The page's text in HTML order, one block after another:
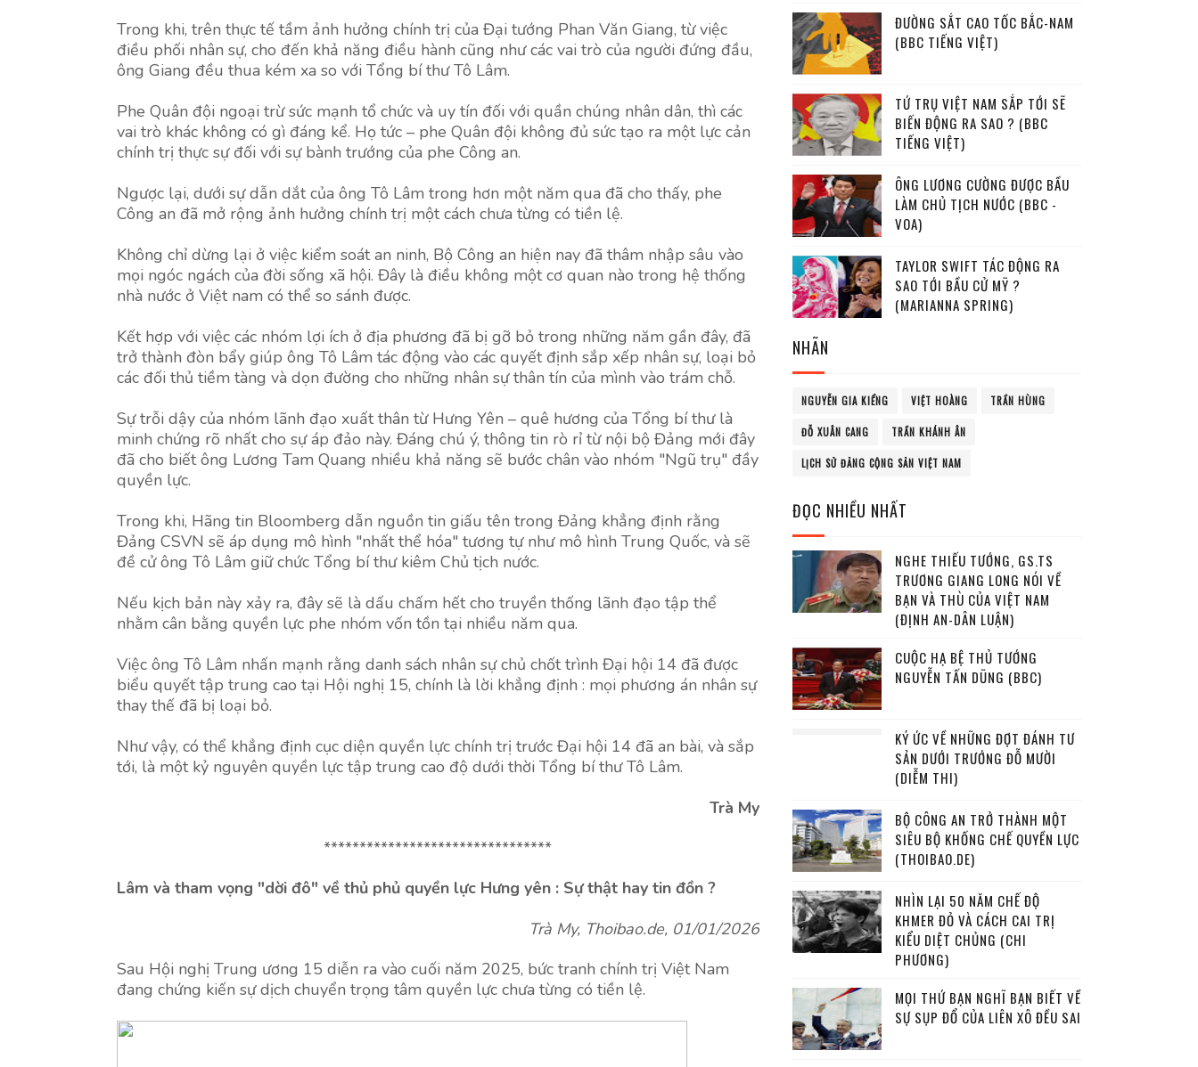
Trong khi, trên thực tế tầm ảnh hưởng chính trị của Đại tướng Phan Văn Giang, từ việc
điều phối nhân sự, cho đến khả năng điều hành cũng như các vai trò của người đứng đầu,
ông Giang đều thua kém xa so với Tổng bí thư Tô Lâm.
Phe Quân đội ngoại trừ sức mạnh tổ chức và uy tín đối với quần chúng nhân dân, thì các
vai trò khác không có gì đáng kể. Họ tức – phe Quân đội không đủ sức tạo ra một lực cản
chính trị thực sự đối với sự bành trướng của phe Công an.
Ngược lại, dưới sự dẫn dắt của ông Tô Lâm trong hơn một năm qua đã cho thấy, phe
Công an đã mở rộng ảnh hưởng chính trị một cách chưa từng có tiền lệ.
Không chỉ dừng lại ở việc kiểm soát an ninh, Bộ Công an hiện nay đã thâm nhập sâu vào
mọi ngóc ngách của đời sống xã hội. Đây là điều không một cơ quan nào trong hệ thống
nhà nước ở Việt nam có thể so sánh được.
Kết hợp với việc các nhóm lợi ích ở địa phương đã bị gỡ bỏ trong những năm gần đây, đã
trở thành đòn bẩy giúp ông Tô Lâm tác động vào các quyết định sắp xếp nhân sự, loại bỏ
các đối thủ tiềm tàng và dọn đường cho những nhân sự thân tín của mình vào trám chỗ.
Sự trỗi dậy của nhóm lãnh đạo xuất thân từ Hưng Yên – quê hương của Tổng bí thư là
minh chứng rõ nhất cho sự áp đảo này. Đáng chú ý, thông tin rò rỉ từ nội bộ Đảng mới đây
đã cho biết ông Lương Tam Quang nhiều khả năng sẽ bước chân vào nhóm "Ngũ trụ" đầy
quyền lực.
Trong khi, Hãng tin Bloomberg dẫn nguồn tin giấu tên trong Đảng khẳng định rằng
Đảng CSVN sẽ áp dụng mô hình "nhất thể hóa" tương tự như mô hình Trung Quốc, và sẽ
đề cử ông Tô Lâm giữ chức Tổng bí thư kiêm Chủ tịch nước.
Nếu kịch bản này xảy ra, đây sẽ là dấu chấm hết cho truyền thống lãnh đạo tập thể
nhằm cân bằng quyền lực phe nhóm vốn tồn tại nhiều năm qua.
Việc ông Tô Lâm nhấn mạnh rằng danh sách nhân sự chủ chốt trình Đại hội 14 đã được
biểu quyết tập trung cao tại Hội nghị 15, chính là lời khẳng định : mọi phương án nhân sự
thay thế đã bị loại bỏ.
Như vậy, có thể khẳng định cục diện quyền lực chính trị trước Đại hội 14 đã an bài, và sắp
tới, là một kỷ nguyên quyền lực tập trung cao độ dưới thời Tổng bí thư Tô Lâm.
Trà My
********************************
Lâm và tham vọng "dời đô" về thủ phủ quyền lực Hưng yên : Sự thật hay tin đồn ?
Trà My, Thoibao.de, 01/01/2026
Sau Hội nghị Trung ương 15 diễn ra vào cuối năm 2025, bức tranh chính trị Việt Nam
đang chứng kiến sự dịch chuyển trọng tâm quyền lực chưa từng có tiền lệ.
ĐƯỜNG SẮT CAO TỐC BẮC-NAM
(BBC TIẾNG VIỆT)
TỨ TRỤ VIỆT NAM SẮP TỚI SẼ
BIẾN ĐỘNG RA SAO ? (BBC
TIẾNG VIỆT)
ÔNG LƯƠNG CƯỜNG ĐƯỢC BẦU
LÀM CHỦ TỊCH NƯỚC (BBC -
VOA)
TAYLOR SWIFT TÁC ĐỘNG RA
SAO TỚI BẦU CỬ MỸ ?
(MARIANNA SPRING)
NHÃN
NGUYỄN GIA KIỂNG VIỆT HOÀNG TRẦN HÙNG
ĐỖ XUÂN CANG TRẦN KHÁNH ÂN
LỊCH SỬ ĐẢNG CỘNG SẢN VIỆT NAM
ĐỌC NHIỀU NHẤT
NGHE THIẾU TƯỚNG, GS.TS
TRƯƠNG GIANG LONG NÓI VỀ
BẠN VÀ THÙ CỦA VIỆT NAM
(ĐỊNH AN-DÂN LUẬN)
CUỘC HẠ BỆ THỦ TƯỚNG
NGUYỄN TẤN DŨNG (BBC)
KÝ ỨC VỀ NHỮNG ĐỢT ĐÁNH TƯ
SẢN DƯỚI TRƯỚNG ĐỖ MƯỜI
(DIỄM THI)
BỘ CÔNG AN TRỞ THÀNH MỘT
SIÊU BỘ KHỐNG CHẾ QUYỀN LỰC
(THOIBAO.DE)
NHÌN LẠI 50 NĂM CHẾ ĐỘ
KHMER ĐỎ VÀ CÁCH CAI TRỊ
KIỂU DIỆT CHỦNG (CHI
PHƯƠNG)
MỌI THỨ BẠN NGHĨ BẠN BIẾT VỀ
SỰ SỤP ĐỔ CỦA LIÊN XÔ ĐỀU SAI